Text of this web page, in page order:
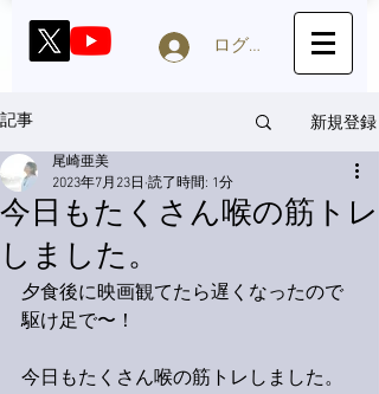
ログイン
記事 新規登録
今日もたくさん喉の筋トレ
しました。
尾崎亜美
2023年7月23日 読了時間: 1分
夕食後に映画観てたら遅くなったので
駆け足で〜！
今日もたくさん喉の筋トレしました。